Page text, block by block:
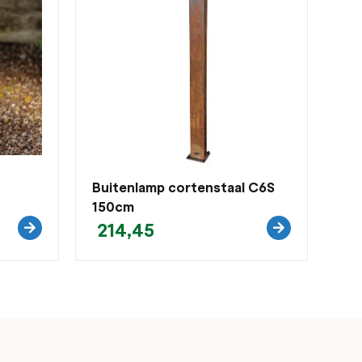
Buitenlamp cortenstaal C6S
150cm
214,45